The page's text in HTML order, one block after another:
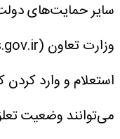
سایر حمایت‌های
وزارت تعاون (hemayat.mcls.gov.ir):
استعلام و وارد
می‌توانند وضعیت